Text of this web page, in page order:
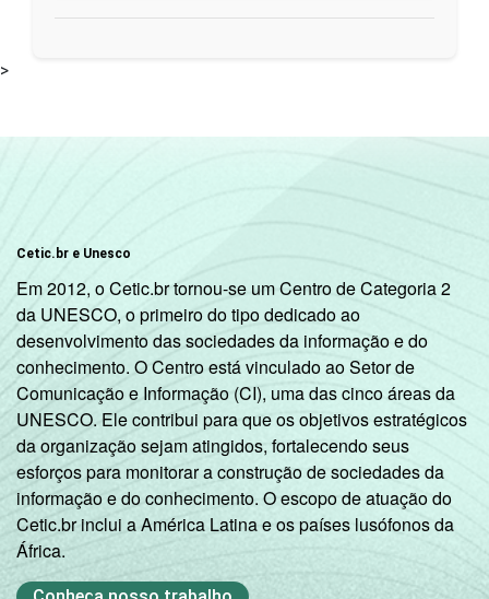
>
Cetic.br e Unesco
Em 2012, o Cetic.br tornou-se um Centro de Categoria 2
da UNESCO, o primeiro do tipo dedicado ao
desenvolvimento das sociedades da informação e do
conhecimento. O Centro está vinculado ao Setor de
Comunicação e Informação (CI), uma das cinco áreas da
UNESCO. Ele contribui para que os objetivos estratégicos
da organização sejam atingidos, fortalecendo seus
esforços para monitorar a construção de sociedades da
informação e do conhecimento. O escopo de atuação do
Cetic.br inclui a América Latina e os países lusófonos da
África.